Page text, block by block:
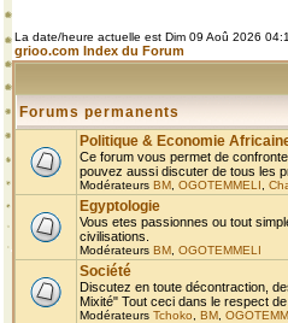
La date/heure actuelle est Dim 09 Aoû 2026
grioo.com Index du Forum
Forums permanents
Politique & Economie
Ce forum vous permet de
pouvez aussi discuter de tous les
Modérateurs BM OGOTEMMELI
Egyptologie
Vous etes passionnes ou tout
civilisations.
Modérateurs BM OGOTEMMELI
Société
Discutez en toute décontraction,
Mixité" Tout ceci dans le respect
Modérateurs Tchoko BM